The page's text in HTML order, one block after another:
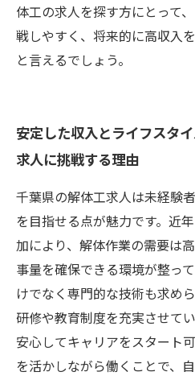
体工の求人を探す方にとって
戦しやすく、将来的に高収入
と言えるでしょう。
安定した収入とライフスタ
求人に挑戦する理由
千葉県の解体工求人は未経験
を目指せる点が魅力です。近
加により、解体作業の需要は
事量を確保できる環境が整っ
けでなく専門的な技術も求め
研修や教育制度を充実させて
安心してキャリアをスタート
を活かしながら働くことで、